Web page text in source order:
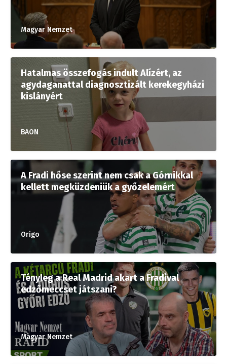
Magyar Nemzet
Hatalmas összefogás indult Alízért, az
agydaganattal diagnosztizált kerekegyházi
kislányért
BAON
A Fradi hőse szerint nem csak a Górnikkal
kellett megküzdeniük a győzelemért
Origo
Tényleg a Real Madrid akart a Fradival
edzőmeccset játszani?
Magyar Nemzet